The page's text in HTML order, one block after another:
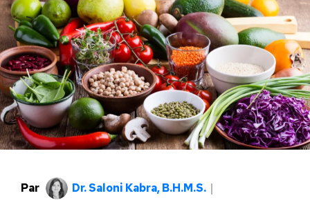
Par Dr. Saloni Kabra, B.H.M.S. ｜